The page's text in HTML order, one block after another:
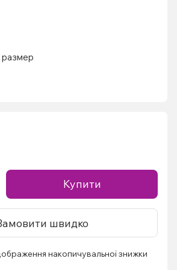
Купити
швидко
накопичувальної знижки